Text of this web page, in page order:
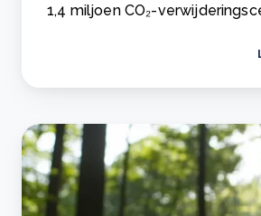
1,4 miljoen CO₂-